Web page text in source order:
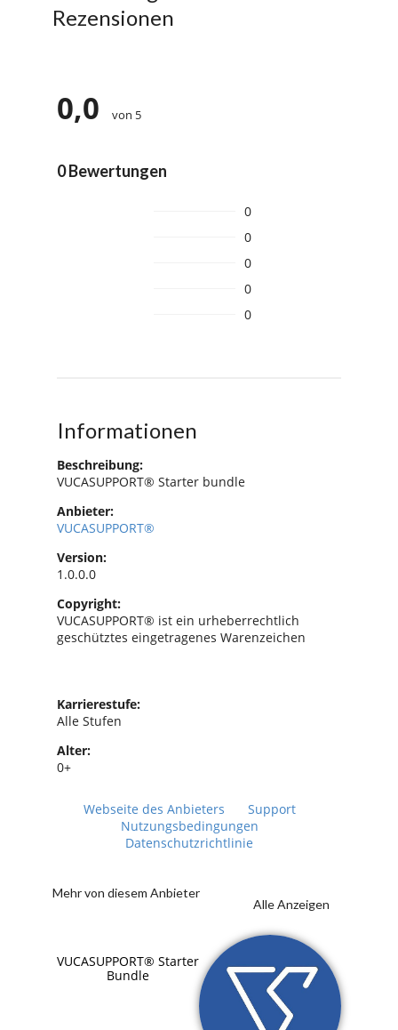
Rezensionen
0,0 von 5
0 Bewertungen
0
0
0
0
0
Informationen
Beschreibung:
VUCASUPPORT® Starter bundle
Anbieter:
VUCASUPPORT®
Version:
1.0.0.0
Copyright:
VUCASUPPORT® ist ein urheberrechtlich
geschütztes eingetragenes Warenzeichen
Karrierestufe:
Alle Stufen
Alter:
0+
Webseite des Anbieters
Support
Nutzungsbedingungen
Datenschutzrichtlinie
Mehr von diesem Anbieter
Alle Anzeigen
VUCASUPPORT® Starter
Bundle